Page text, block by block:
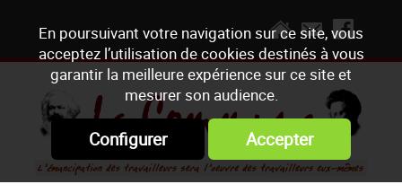
En poursuivant votre navigation sur ce site, vous
acceptez l’utilisation de cookies destinés à vous
garantir la meilleure expérience sur ce site et
mesurer son audience.
Configurer Accepter